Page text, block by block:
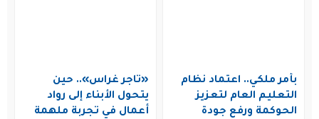
بأمر ملكي.. اعتماد نظام
التعليم العام لتعزيز
الحوكمة ورفع جودة
«تاجر غراس».. حين
يتحول الأبناء إلى رواد
أعمال في تجربة ملهمة